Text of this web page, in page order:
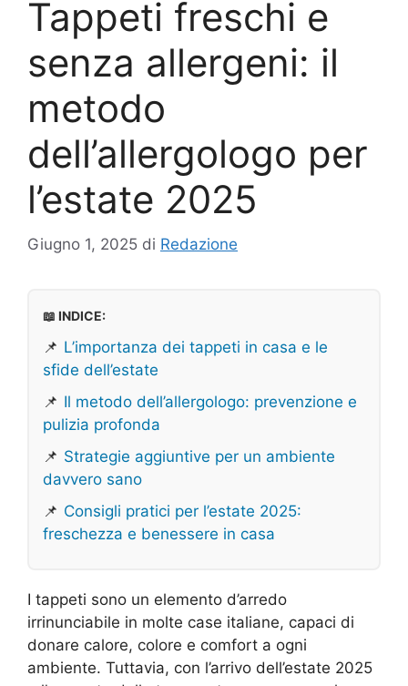
Tappeti freschi e
senza allergeni: il
metodo
dell’allergologo per
l’estate 2025
Giugno 1, 2025 di Redazione
📖 INDICE:
📌 L’importanza dei tappeti in casa e le
sfide dell’estate
📌 Il metodo dell’allergologo: prevenzione e
pulizia profonda
📌 Strategie aggiuntive per un ambiente
davvero sano
📌 Consigli pratici per l’estate 2025:
freschezza e benessere in casa
I tappeti sono un elemento d’arredo
irrinunciabile in molte case italiane, capaci di
donare calore, colore e comfort a ogni
ambiente. Tuttavia, con l’arrivo dell’estate 2025